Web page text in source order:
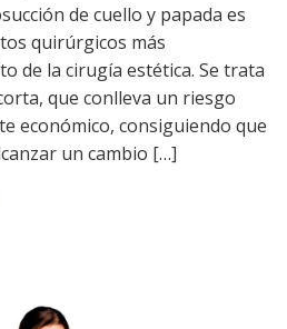
de cuello y papada es
quirúrgicos más
de la cirugía estética. Se trata
que conlleva un riesgo
económico, consiguiendo que
un cambio […]